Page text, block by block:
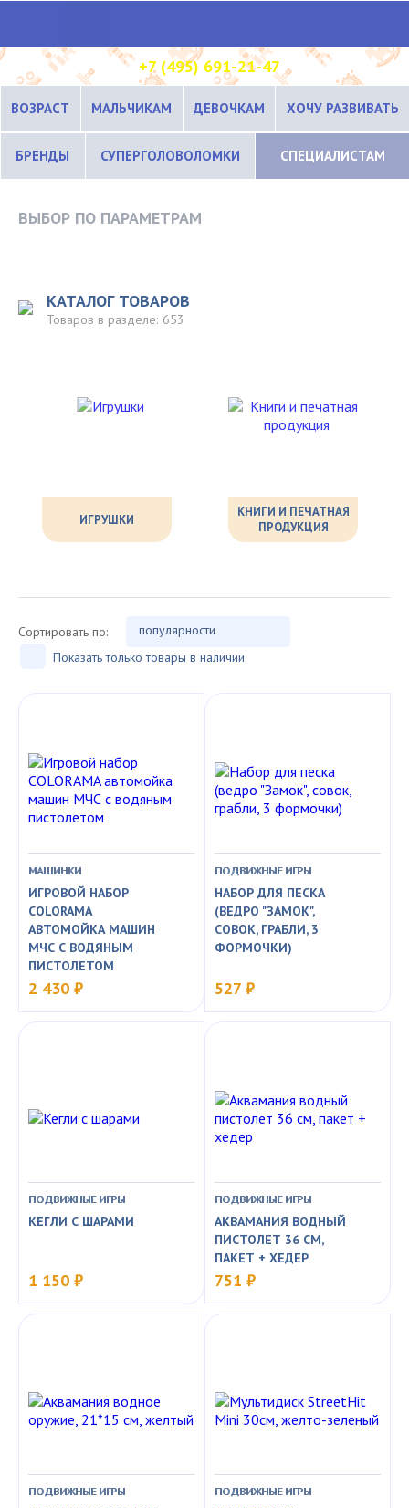
+7 (495) 691-21-47
ВОЗРАСТ МАЛЬЧИКАМ ДЕВОЧКАМ ХОЧУ РАЗВИВАТЬ
БРЕНДЫ СУПЕРГОЛОВОЛОМКИ СПЕЦИАЛИСТАМ
ВЫБОР ПО ПАРАМЕТРАМ
КАТАЛОГ ТОВАРОВ
Товаров в разделе: 653
ИГРУШКИ
КНИГИ И ПЕЧАТНАЯ
ПРОДУКЦИЯ
Сортировать по:
популярности
Показать только товары в наличии
МАШИНКИ
ИГРОВОЙ НАБОР
COLORAMA
АВТОМОЙКА МАШИН
МЧС С ВОДЯНЫМ
ПИСТОЛЕТОМ
2 430 ₽
ПОДВИЖНЫЕ ИГРЫ
НАБОР ДЛЯ ПЕСКА
(ВЕДРО "ЗАМОК",
СОВОК, ГРАБЛИ, 3
ФОРМОЧКИ)
527 ₽
ПОДВИЖНЫЕ ИГРЫ
КЕГЛИ С ШАРАМИ
1 150 ₽
ПОДВИЖНЫЕ ИГРЫ
АКВАМАНИЯ ВОДНЫЙ
ПИСТОЛЕТ 36 СМ,
ПАКЕТ + ХЕДЕР
751 ₽
ПОДВИЖНЫЕ ИГРЫ ПОДВИЖНЫЕ ИГРЫ